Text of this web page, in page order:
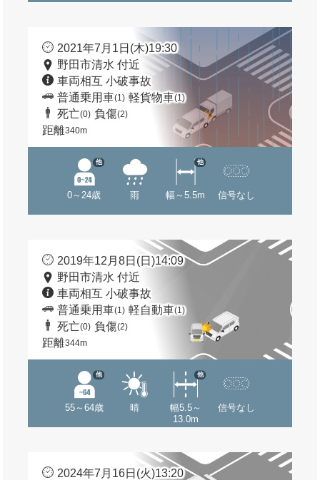
2021年7月1日(木)19:30
野田市清水 付近
車両相互 小破事故
普通乗用車(1) 軽貨物車(1)
死亡(0) 負傷(2)
距離340m
0～24歳
他
雨 幅～5.5m
他
信号なし
2019年12月8日(日)14:09
野田市清水 付近
車両相互 小破事故
普通乗用車(1) 軽自動車(1)
死亡(0) 負傷(2)
距離344m
55～64歳
他
晴
幅5.5～
13.0m
他
信号なし
2024年7月16日(火)13:20